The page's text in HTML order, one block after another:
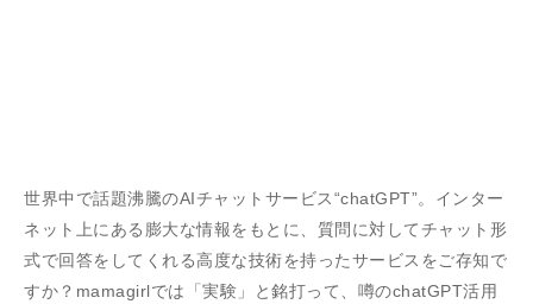
世界中で話題沸騰のAIチャットサービス“chatGPT”。インター
ネット上にある膨大な情報をもとに、質問に対してチャット形
式で回答をしてくれる高度な技術を持ったサービスをご存知で
すか？mamagirlでは「実験」と銘打って、噂のchatGPT活用